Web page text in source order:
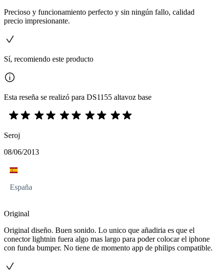
Precioso y funcionamiento perfecto y sin ningún fallo, calidad
precio impresionante.
Sí, recomiendo este producto
Esta reseña se realizó para DS1155 altavoz base
Seroj
08/06/2013
España
Original
Original diseño. Buen sonido. Lo unico que añadiria es que el
conector lightnin fuera algo mas largo para poder colocar el iphone
con funda bumper. No tiene de momento app de philips compatible.